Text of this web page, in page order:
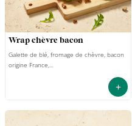
wrap chèvre bacon
Galette de blé, fromage de chèvre, bacon
origine France,...
+